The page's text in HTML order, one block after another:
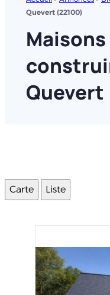
Quevert (22100)
Quevert
Carte Liste